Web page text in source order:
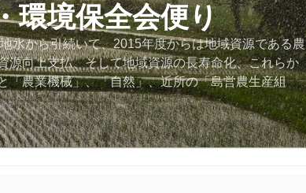
環境保全会便り
水から引続いて、2015年度からは地域資源である農
源向上支払、そして地域資源の長寿命化、これらか
「農業機械」、「自然」、近所の「島営農生産組